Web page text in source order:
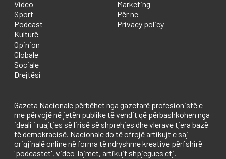
Video
Sport
Podcast
Kulturë
Opinion
Globale
Sociale
Drejtësi
Marketing
Për ne
Privacy policy
Gazeta Nacionale përbëhet nga gazetarë profesionistë e
me përvojë në jetën publike të vendit që përbashkohen nga
ideali i ruajtjes së lirisë së shprehjes dhe vlerave tjera bazë
të demokracisë. Nacionale do të ofrojë artikujt e saj
origjinalë online në forma të ndryshme kreative përfshirë
'podcastet', video-lajmet, artikujt shpjegues etj.